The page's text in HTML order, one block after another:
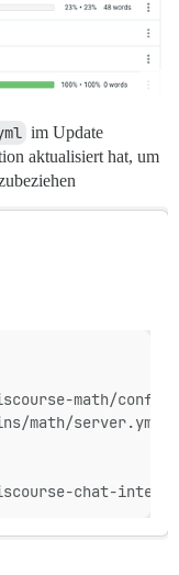
im Update
aktualisiert hat, um
math/
math/server.yml
chat-